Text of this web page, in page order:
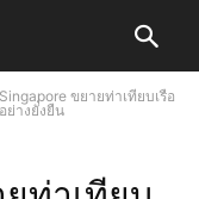
ขยายท่าเทียบเรือ
ย่างยั่งยืน